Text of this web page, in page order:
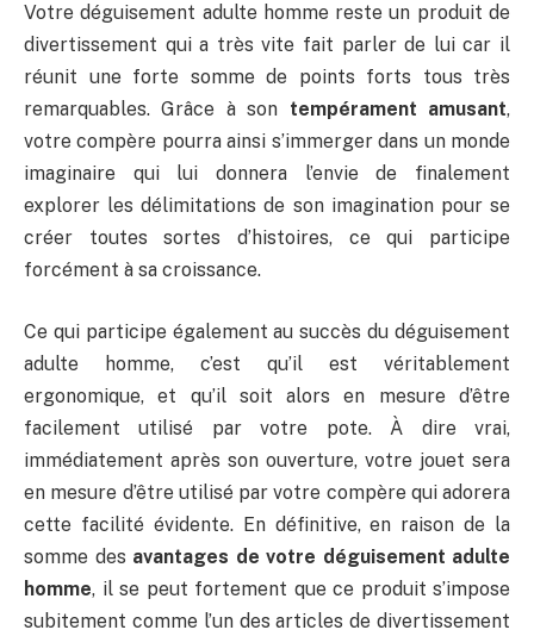
Votre déguisement adulte homme reste un produit de
divertissement qui a très vite fait parler de lui car il
réunit une forte somme de points forts tous très
remarquables. Grâce à son tempérament amusant,
votre compère pourra ainsi s’immerger dans un monde
imaginaire qui lui donnera l’envie de finalement
explorer les délimitations de son imagination pour se
créer toutes sortes d’histoires, ce qui participe
forcément à sa croissance.
Ce qui participe également au succès du déguisement
adulte homme, c’est qu’il est véritablement
ergonomique, et qu’il soit alors en mesure d’être
facilement utilisé par votre pote. À dire vrai,
immédiatement après son ouverture, votre jouet sera
en mesure d’être utilisé par votre compère qui adorera
cette facilité évidente. En définitive, en raison de la
somme des avantages de votre déguisement adulte
homme, il se peut fortement que ce produit s’impose
subitement comme l’un des articles de divertissement